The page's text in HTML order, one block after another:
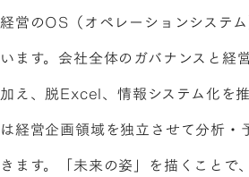
経営のOS（オペレーションシステ
います。会社全体のガバナンスと経
加え、脱Excel、情報システム化を
は経営企画領域を独立させて分析・
きます。「未来の姿」を描くことで